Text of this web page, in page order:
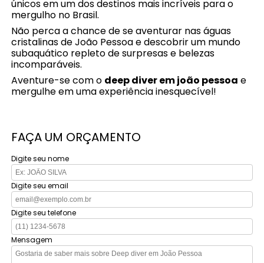
únicos em um dos destinos mais incríveis para o
mergulho no Brasil.
Não perca a chance de se aventurar nas águas
cristalinas de João Pessoa e descobrir um mundo
subaquático repleto de surpresas e belezas
incomparáveis.
Aventure-se com o deep diver em joão pessoa e
mergulhe em uma experiência inesquecível!
FAÇA UM ORÇAMENTO
Digite seu nome
Digite seu email
Digite seu telefone
Mensagem